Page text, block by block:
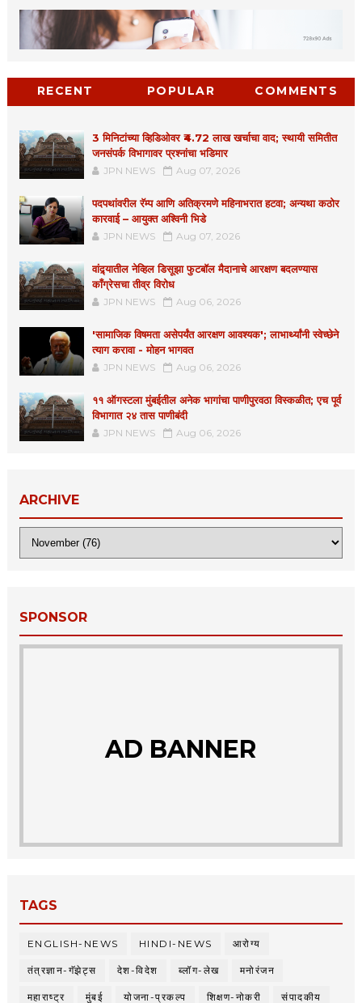
RECENT POPULAR COMMENTS
3 मिनिटांच्या व्हिडिओवर ₹4.72 लाख खर्चाचा वाद; स्थायी समितीत
जनसंपर्क विभागावर प्रश्नांचा भडिमार
JPN NEWS Aug 07, 2026
पदपथांवरील रॅम्प आणि अतिक्रमणे महिनाभरात हटवा; अन्यथा कठोर
कारवाई – आयुक्त अश्विनी भिडे
JPN NEWS Aug 07, 2026
वांद्र्यातील नेव्हिल डिसूझा फुटबॉल मैदानाचे आरक्षण बदलण्यास
काँग्रेसचा तीव्र विरोध
JPN NEWS Aug 06, 2026
'सामाजिक विषमता असेपर्यंत आरक्षण आवश्यक'; लाभार्थ्यांनी स्वेच्छेने
त्याग करावा - मोहन भागवत
JPN NEWS Aug 06, 2026
११ ऑगस्टला मुंबईतील अनेक भागांचा पाणीपुरवठा विस्कळीत; एच पूर्व
विभागात २४ तास पाणीबंदी
JPN NEWS Aug 06, 2026
ARCHIVE
SPONSOR
AD BANNER
TAGS
ENGLISH-NEWS HINDI-NEWS आरोग्य
तंत्रज्ञान-गॅझेट्स देश-विदेश ब्लॉग-लेख मनोरंजन
महाराष्ट्र मुंबई योजना-प्रकल्प शिक्षण-नोकरी संपादकीय